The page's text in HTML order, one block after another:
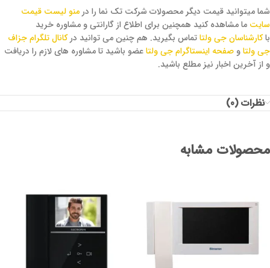
شما میتوانید قیمت دیگر محصولات شرکت تک نما را در منو لیست قیمت
سایت ما مشاهده کنید همچنین برای اطلاع از گارانتی و مشاوره خرید
باکارشناسان جی ولتاتماس بگیرید. هم چنین می توانید درکانال تلگرام جزاف
جی ولتاو صفحه اینستاگرام جی ولتاعضو باشید تا مشاوره های لازم را دریافت
و از آخرین اخبار نیز مطلع باشید.
نظرات (0)
محصولات مشابه